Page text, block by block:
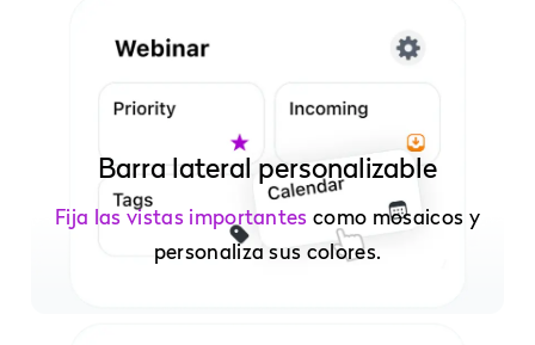
Barra lateral personalizable
Fija las vistas importantes como mosaicos y
personaliza sus colores.